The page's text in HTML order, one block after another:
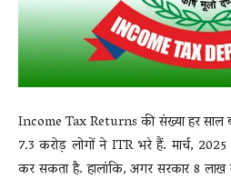
LIVE
Income Tax Returns की संख्या हर साल
7.3 करोड़ लोगों ने ITR भरे हैं. मार्च,
कर सकता है. हालांकि, अगर सरकार 8